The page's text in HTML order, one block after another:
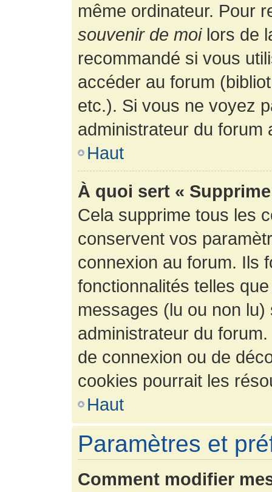
même ordinateur. Pour
souvenir de moilors de
recommandé si vous
accéder au forum
etc.). Si vous ne voyez
administrateur du forum
Haut
À quoi sert «
Cela supprime tous les
conservent vos
connexion au forum. Ils
fonctionnalités telles
messages (lu ou non
administrateur du
de connexion ou de
cookies pourrait les
Haut
Paramètres et
Comment modifier